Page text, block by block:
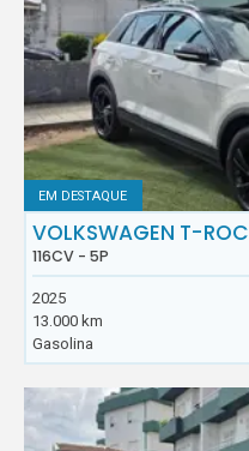
EM DESTAQUE
VOLKSWAGEN T-ROC
116CV - 5P
2025
13.000 km
Gasolina